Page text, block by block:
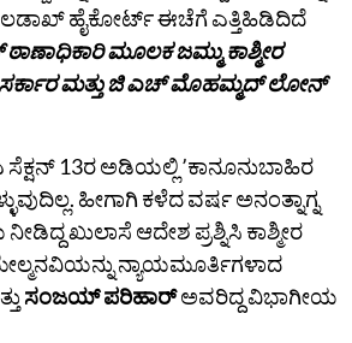
ಲಡಾಖ್‌ ಹೈಕೋರ್ಟ್‌ ಈಚೆಗೆ ಎತ್ತಿಹಿಡಿದಿದೆ
ಠಾಣಾಧಿಕಾರಿ ಮೂಲಕ ಜಮ್ಮು ಕಾಶ್ಮೀರ
ಸರ್ಕಾರ ಮತ್ತು ಜಿ ಎಚ್‌ ಮೊಹಮ್ಮದ್‌ ಲೋನ್‌
ಸೆಕ್ಷನ್ 13ರ ಅಡಿಯಲ್ಲಿ ʼಕಾನೂನುಬಾಹಿರ
ಹೀಗಾಗಿ ಕಳೆದ ವರ್ಷ ಅನಂತ್ನಾಗ್ನ
ಖುಲಾಸೆ ಆದೇಶ ಪ್ರಶ್ನಿಸಿ ಕಾಶ್ಮೀರ
ನ್ಯಾಯಮೂರ್ತಿಗಳಾದ
ಸಂಜಯ್ ಪರಿಹಾರ್ಅವರಿದ್ದ ವಿಭಾಗೀಯ